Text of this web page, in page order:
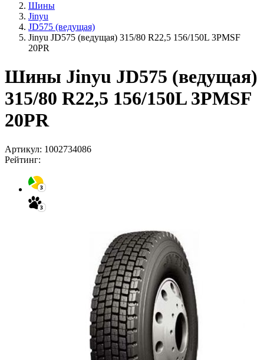
Шины
Jinyu
JD575 (ведущая)
Jinyu JD575 (ведущая) 315/80 R22,5 156/150L 3PMSF
20PR
Шины Jinyu JD575 (ведущая)
315/80 R22,5 156/150L 3PMSF
20PR
Артикул: 1002734086
Рейтинг: